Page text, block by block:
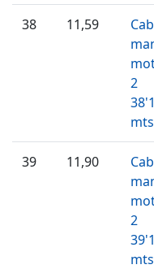
38 11,59
2
39 11,90
2